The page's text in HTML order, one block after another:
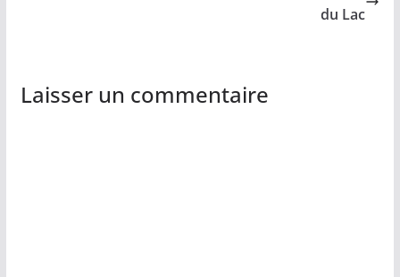
du Lac
Laisser un commentaire